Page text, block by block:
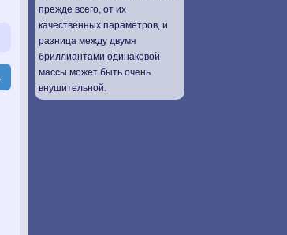
прежде всего, от их
качественных параметров, и
разница между двумя
бриллиантами одинаковой
массы может быть очень
внушительной.